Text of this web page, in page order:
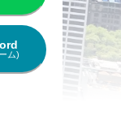
ム)